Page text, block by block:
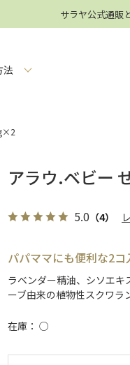
サラヤ公式通販
法
アラウ.ベビー
5.0 （4）
パパママにも便利な2
ラベンダー精油、シソエキ
ーブ由来の植物性スクワラ
在庫 ○